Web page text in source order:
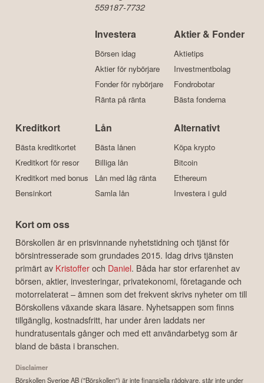
559187-7732
Investera
Börsen idag
Aktier för nybörjare
Fonder för nybörjare
Ränta på ränta
Aktier & Fonder
Aktietips
Investmentbolag
Fondrobotar
Bästa fonderna
Kreditkort
Bästa kreditkortet
Kreditkort för resor
Kreditkort med bonus
Bensinkort
Lån
Bästa lånen
Billiga lån
Lån med låg ränta
Samla lån
Alternativt
Köpa krypto
Bitcoin
Ethereum
Investera i guld
Kort om oss
Börskollen är en prisvinnande nyhetstidning och tjänst för
börsintresserade som grundades 2015. Idag drivs tjänsten
primärt av Kristofferoch Daniel. Båda har stor erfarenhet av
börsen, aktier, investeringar, privatekonomi, företagande och
motorrelaterat – ämnen som det frekvent skrivs nyheter om till
Börskollens växande skara läsare. Nyhetsappen som finns
tillgänglig, kostnadsfritt, har under åren laddats ner
hundratusentals gånger och med ett användarbetyg som är
bland de bästa i branschen.
Disclaimer
Börskollen Sverige AB ("Börskollen") är inte finansiella rådgivare, står inte under